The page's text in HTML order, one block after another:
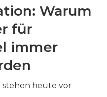
Warum
für
immer
heute vor